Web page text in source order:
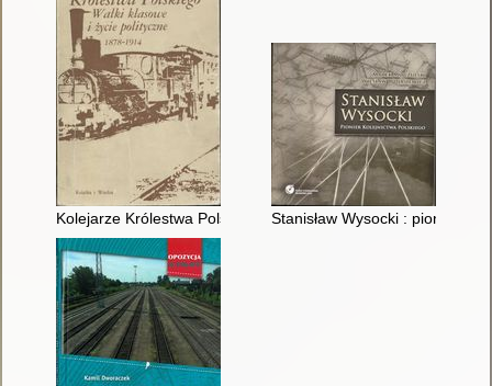
Kolejarze Królestwa Polskiego : Walki klasowe i życie
Stanisław Wysocki : pionier